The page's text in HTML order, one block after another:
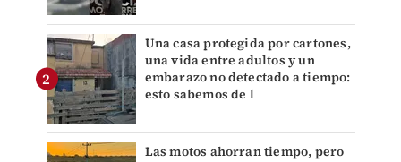
Una casa protegida por cartones,
una vida entre adultos y un
embarazo no detectado a tiempo:
esto sabemos de l
Las motos ahorran tiempo, pero